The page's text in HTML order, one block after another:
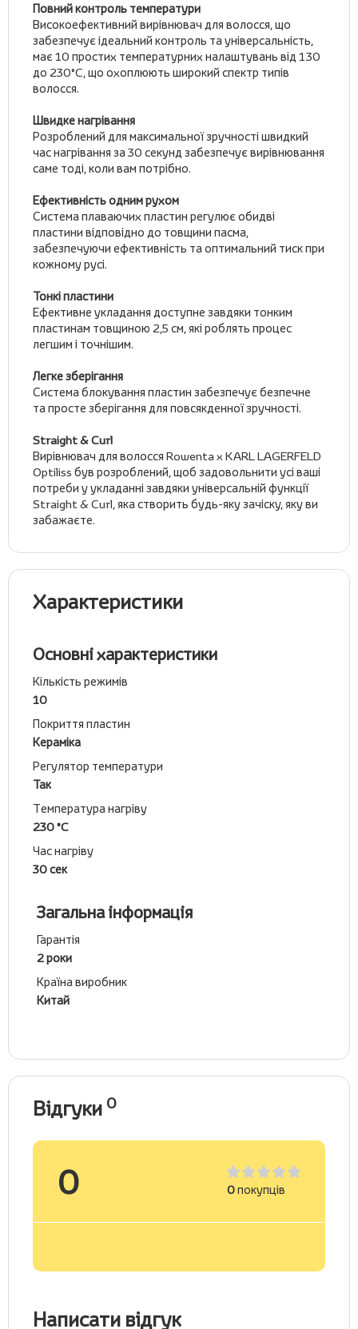
Повний контроль температури
Високоефективний вирівнювач для волосся, що
забезпечує ідеальний контроль та універсальність,
має 10 простих температурних налаштувань від 130
до 230°C, що охоплюють широкий спектр типів
волосся.
Швидке нагрівання
Розроблений для максимальної зручності швидкий
час нагрівання за 30 секунд забезпечує вирівнювання
саме тоді, коли вам потрібно.
Ефективність одним рухом
Система плаваючих пластин регулює обидві
пластини відповідно до товщини пасма,
забезпечуючи ефективність та оптимальний тиск при
кожному русі.
Тонкі пластини
Ефективне укладання доступне завдяки тонким
пластинам товщиною 2,5 см, які роблять процес
легшим і точнішим.
Легке зберігання
Система блокування пластин забезпечує безпечне
та просте зберігання для повсякденної зручності.
Straight & Curl
Вирівнювач для волосся Rowenta x KARL LAGERFELD
Optiliss був розроблений, щоб задовольнити усі ваші
потреби у укладанні завдяки універсальній функції
Straight & Curl, яка створить будь-яку зачіску, яку ви
забажаєте.
Характеристики
Основні характеристики
Кількість режимів
10
Покриття пластин
Кераміка
Регулятор температури
Так
Температура нагріву
230 °C
Час нагріву
30 сек
Загальна інформація
Гарантія
2 роки
Країна виробник
Китай
Відгуки 0
0 0покупців
Написати відгук